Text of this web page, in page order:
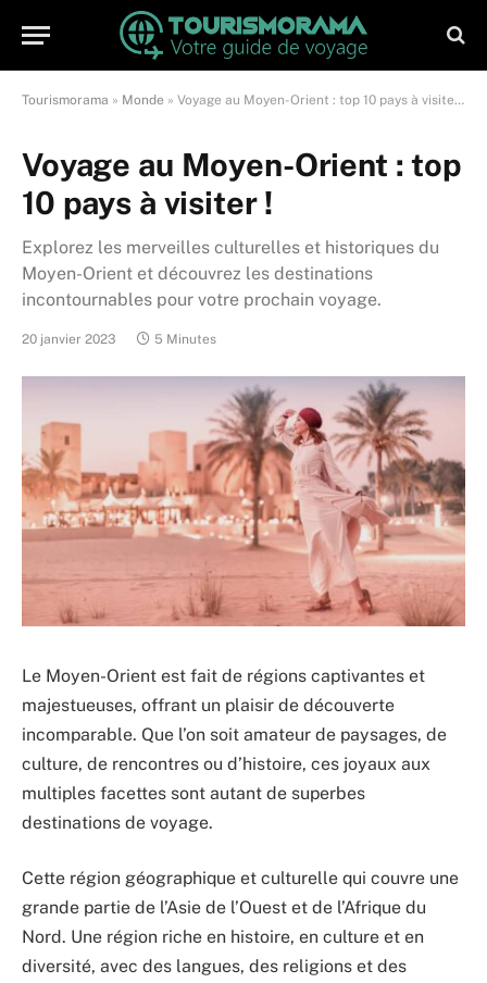
Tourismorama » Monde » Voyage au Moyen-Orient : top 10 pays à visiter !
Voyage au Moyen-Orient : top
10 pays à visiter !
Explorez les merveilles culturelles et historiques du
Moyen-Orient et découvrez les destinations
incontournables pour votre prochain voyage.
20 janvier 2023 5 Minutes
Le Moyen-Orient est fait de régions captivantes et
majestueuses, offrant un plaisir de découverte
incomparable. Que l’on soit amateur de paysages, de
culture, de rencontres ou d’histoire, ces joyaux aux
multiples facettes sont autant de superbes
destinations de voyage.
Cette région géographique et culturelle qui couvre une
grande partie de l’Asie de l’Ouest et de l’Afrique du
Nord. Une région riche en histoire, en culture et en
diversité, avec des langues, des religions et des